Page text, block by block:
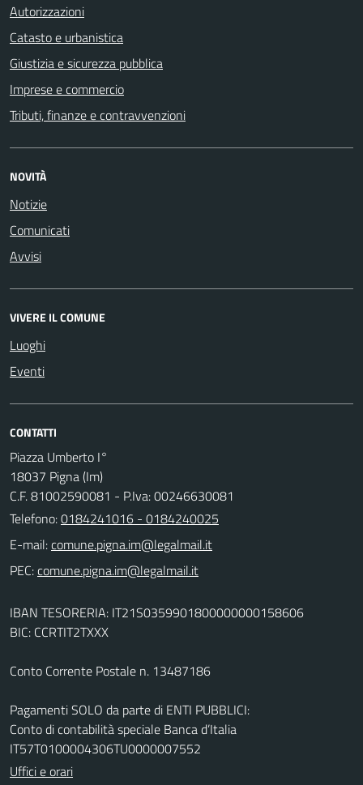
Autorizzazioni
Catasto e urbanistica
Giustizia e sicurezza pubblica
Imprese e commercio
Tributi, finanze e contravvenzioni
NOVITÀ
Notizie
Comunicati
Avvisi
VIVERE IL COMUNE
Luoghi
Eventi
CONTATTI
Piazza Umberto I°
18037 Pigna (Im)
C.F. 81002590081 - P.Iva: 00246630081
Telefono:0184241016 - 0184240025
E-mail:
PEC:
IBAN TESORERIA: IT21S0359901800000000158606
BIC: CCRTIT2TXXX
Conto Corrente Postale n. 13487186
Pagamenti SOLO da parte di ENTI PUBBLICI:
Conto di contabilità speciale Banca d’Italia
IT57T0100004306TU0000007552
Uffici e orari